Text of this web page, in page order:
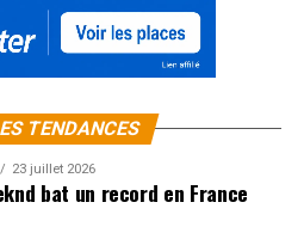
TENDANCES
23 juillet 2026
bat un record en France